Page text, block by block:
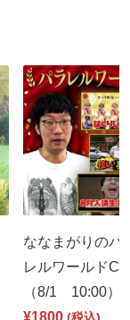
ななまがりのパ
レルワールド
（8/1 10:00）